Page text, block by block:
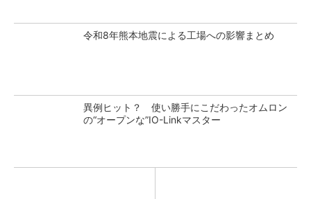
令和8年熊本地震による工場への影響まとめ
異例ヒット？ 使い勝手にこだわったオムロン
の“オープンな”IO-Linkマスター